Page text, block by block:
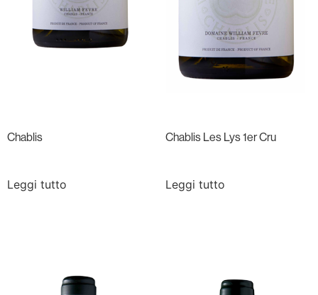
Chablis
Leggi tutto
Chablis Les Lys 1er Cru
Leggi tutto